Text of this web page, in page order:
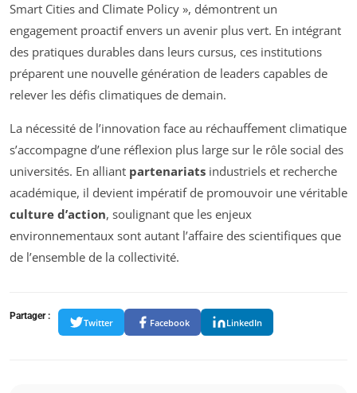
Smart Cities and Climate Policy », démontrent un
engagement proactif envers un avenir plus vert. En intégrant
des pratiques durables dans leurs cursus, ces institutions
préparent une nouvelle génération de leaders capables de
relever les défis climatiques de demain.
La nécessité de l’innovation face au réchauffement climatique
s’accompagne d’une réflexion plus large sur le rôle social des
universités. En alliant partenariats industriels et recherche
académique, il devient impératif de promouvoir une véritable
culture d’action, soulignant que les enjeux
environnementaux sont autant l’affaire des scientifiques que
de l’ensemble de la collectivité.
Partager :
Twitter Facebook LinkedIn